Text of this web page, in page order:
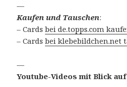
—
Kaufen und Tauschen:
– Cardsbei de.topps.com
– Cardsbei klebebildchen.net
—
Youtube-Videos mit Blick